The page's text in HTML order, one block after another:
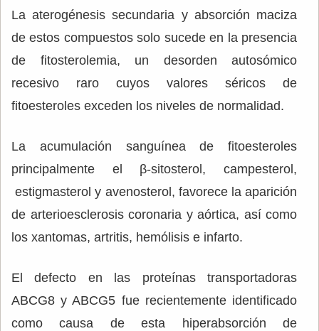
La aterogénesis secundaria y absorción maciza
de estos compuestos solo sucede en la presencia
de fitosterolemia, un desorden autosómico
recesivo raro cuyos valores séricos de
fitoesteroles exceden los niveles de normalidad.
La acumulación sanguínea de fitoesteroles
principalmente el β-sitosterol, campesterol,
estigmasterol y avenosterol, favorece la aparición
de arterioesclerosis coronaria y aórtica, así como
los xantomas, artritis, hemólisis e infarto.
El defecto en las proteínas transportadoras
ABCG8 y ABCG5 fue recientemente identificado
como causa de esta hiperabsorción de